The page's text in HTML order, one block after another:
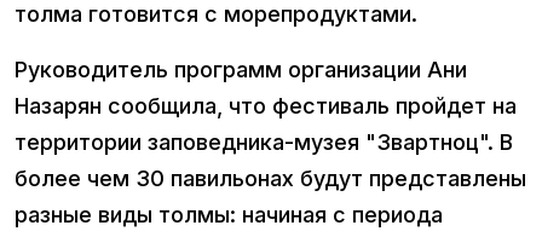
толма готовится с морепродуктами.
Руководитель программ организации Ани
Назарян сообщила, что фестиваль пройдет на
территории заповедника-музея "Звартноц". В
более чем 30 павильонах будут представлены
разные виды толмы: начиная с периода